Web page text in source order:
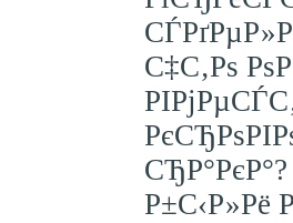
С‡С‚Рѕ
СЂР°РєР°?
Р±С‹Р»Рё